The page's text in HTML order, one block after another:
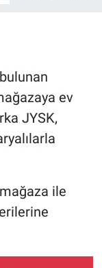
ev
JYSK,
ile